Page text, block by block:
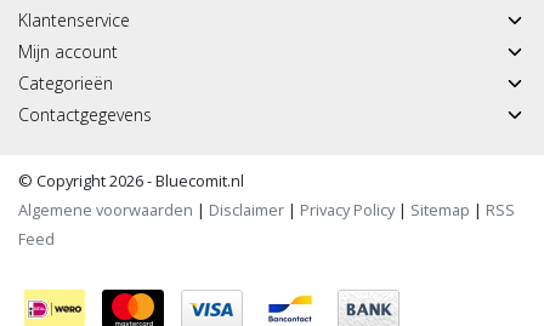
Klantenservice
Mijn account
Categorieën
Contactgegevens
© Copyright 2026 - Bluecomit.nl
Algemene voorwaarden | Disclaimer | Privacy Policy| Sitemap | RSS
Feed